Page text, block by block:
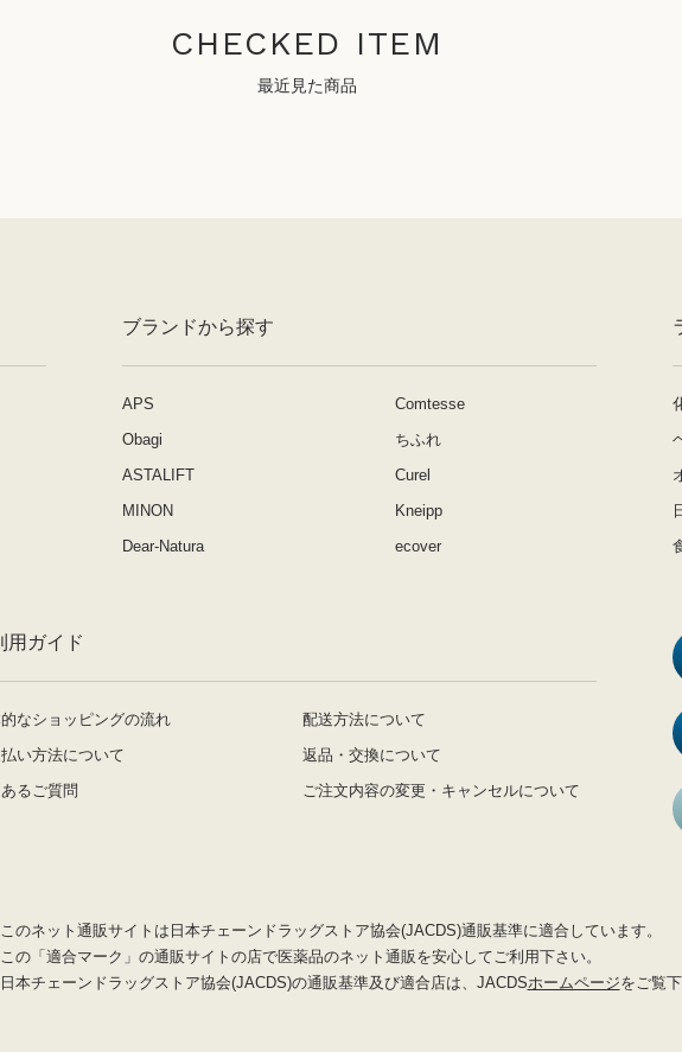
CHECKED ITEM
最近見た商品
ブランドから探す
APS
Comtesse
Obagi
ちふれ
ASTALIFT
Curel
MINON
Kneipp
Dear-Natura
ecover
用ガイド
なショッピングの流れ
配送方法について
い方法について
返品・交換について
るご質問
ご注文内容の変更・キャンセルについて
このネット通販サイトは日本チェーンドラッグストア協会(JACDS)通販基準に適合しています。
この「適合マーク」の通販サイトの店で医薬品のネット通販を安心してご利用下さい。
日本チェーンドラッグストア協会(JACDS)の通販基準及び適合店は、JACDSホームページをご覧下